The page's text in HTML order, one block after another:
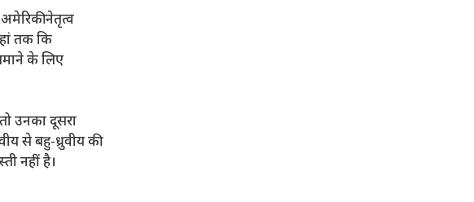
नेतृत्व
तक ​​कि
के लिए
उनका दूसरा
से बहु-ध्रुवीय की
नहीं है।